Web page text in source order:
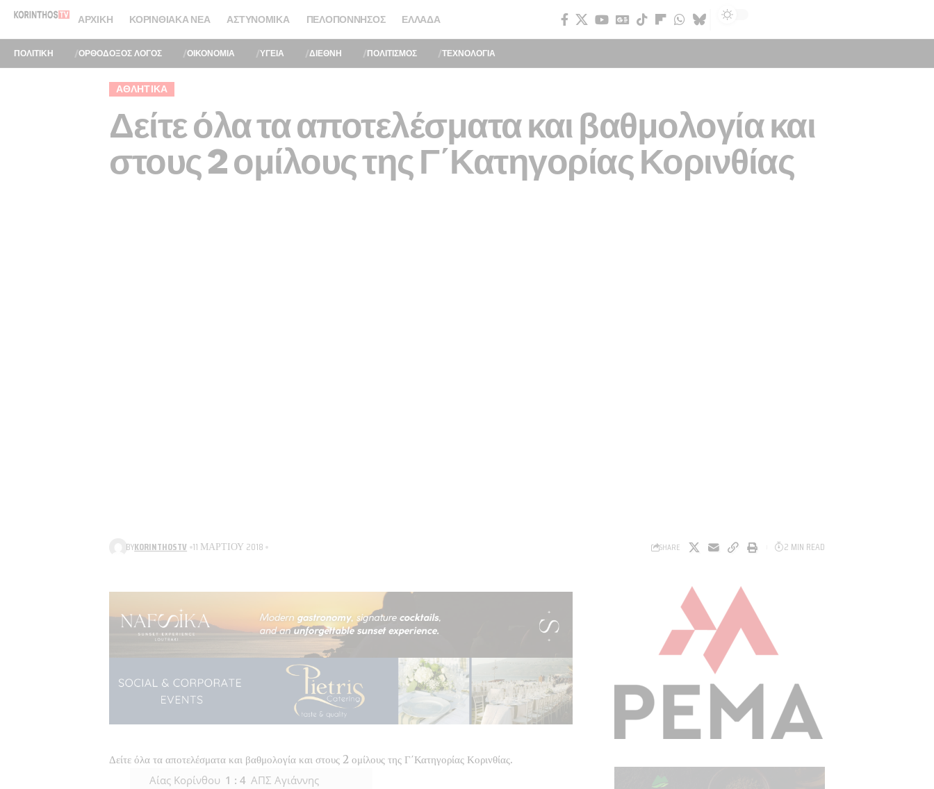
ΑΡΧΙΚΉ ΚΟΡΙΝΘΙΑΚΆ ΝΈΑ ΑΣΤΥΝΟΜΙΚΆ ΠΕΛΟΠΌΝΝΗΣΟΣ ΕΛΛΆΔΑ
ΠΟΛΙΤΙΚΗ ΟΡΘΟΔΟΞΟΣ ΛΟΓΟΣ ΟΙΚΟΝΟΜΙΑ ΥΓΕΙΑ ΔΙΕΘΝΗ ΠΟΛΙΤΙΣΜΟΣ ΤΕΧΝΟΛΟΓΙΑ
ΑΘΛΗΤΙΚΑ
Δείτε όλα τα αποτελέσματα και βαθμολογία και
στους 2 ομίλους της Γ΄Κατηγορίας Κορινθίας
BYKORINTHOSTV 11 ΜΑΡΤΊΟΥ 2018 SHARE 2 MIN READ
Δείτε όλα τα αποτελέσματα και βαθμολογία και στους 2 ομίλους της Γ΄Κατηγορίας Κορινθίας.
Αίας Κορίνθου 1 : 4 ΑΠΣ Αγιάννης